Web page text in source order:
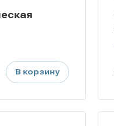
В корзину